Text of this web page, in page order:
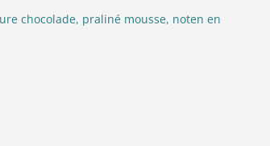
chocolade, praliné mousse, noten en